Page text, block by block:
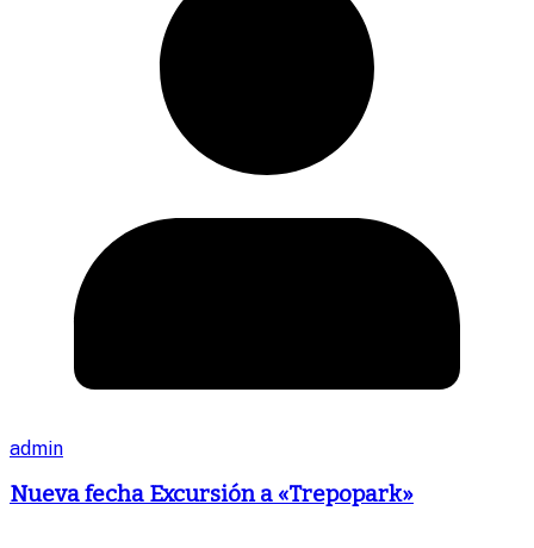
admin
Nueva fecha Excursión a «Trepopark»